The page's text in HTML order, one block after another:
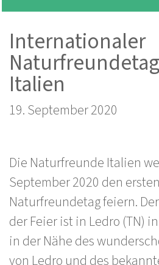
Internationaler
Italien
19. September 2020
Die Naturfreunde Italien
September 2020 den
Naturfreundetag feiern.
der Feier ist in Ledro (TN)
in der Nähe des
von Ledro und des